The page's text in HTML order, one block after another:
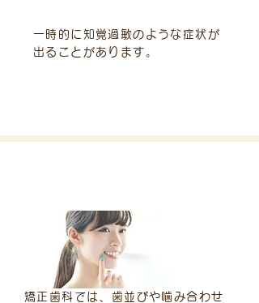
一時的に知覚過敏のような症状が
出ることがあります。
矯正歯科では、歯並びや噛み合わせ